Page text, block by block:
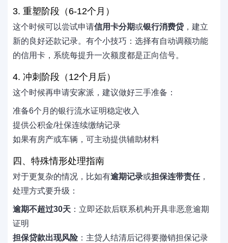
3. 重塑阶段（6-12个月）
这个时候可以尝试申请信用卡分期或银行消费贷 ，建立
新的良好还款记录。有个小技巧：选择有自动调额功能
的信用卡，系统每提升一次额度都是正向信号。
4. 冲刺阶段（12个月后）
这个时候再申请安家派，建议做好三手准备：
准备6个月的银行流水证明稳定收入
提供公积金/社保连续缴纳记录
如果有房产或车辆，可主动提供辅助材料
四、特殊情形处理指南
对于更复杂的情况，比如有逾期记录或担保连带责任，
处理方式要升级：
逾期不超过30天 ：立即还款后联系机构开具非恶意逾期
证明
担保贷款出现风险：主贷人结清后记得要撤销担保记录